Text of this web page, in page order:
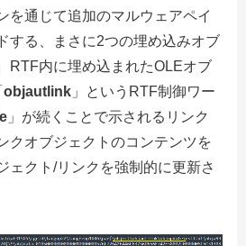
を通じて追加のマルウェアペイ
する、まさに2つの埋め込みオブ
RTF内に埋め込まれたOLEオブ
objautlink 」というRTF制御ワー
」が続くことで示されるリンク
クオブジェクトのコンテンツを
ェクト/リンクを強制的に更新さ